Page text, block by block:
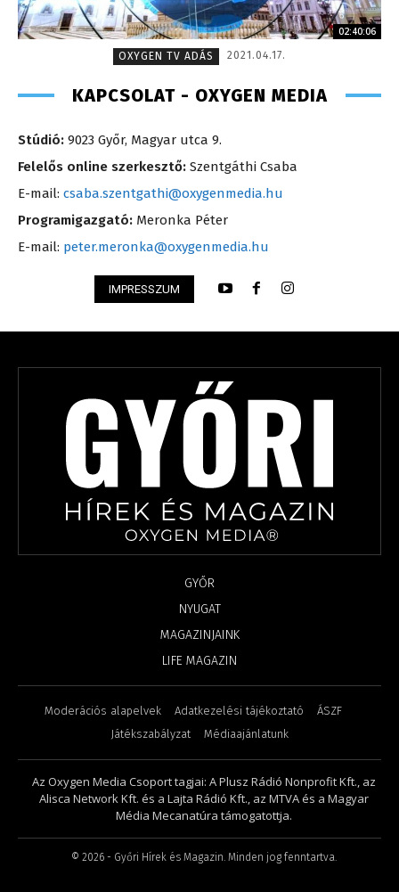
02:40:06
OXYGEN TV ADÁS
2021.04.17.
KAPCSOLAT - OXYGEN MEDIA
Stúdió: 9023 Győr, Magyar utca 9.
Felelős online szerkesztő: Szentgáthi Csaba
E-mail: csaba.szentgathi@oxygenmedia.hu
Programigazgató: Meronka Péter
E-mail: peter.meronka@oxygenmedia.hu
IMPRESSZUM
GYŐR
NYUGAT
MAGAZINJAINK
LIFE MAGAZIN
Moderációs alapelvek Adatkezelési tájékoztató
ÁSZF
Játékszabályzat
Médiaajánlatunk
Az Oxygen Media Csoport tagjai: A Plusz Rádió Nonprofit Kft., az
Alisca Network Kft. és a Lajta Rádió Kft., az MTVA és a Magyar
Média Mecanatúra támogatottja.
© 2026 - Győri Hírek és Magazin. Minden jog fenntartva.